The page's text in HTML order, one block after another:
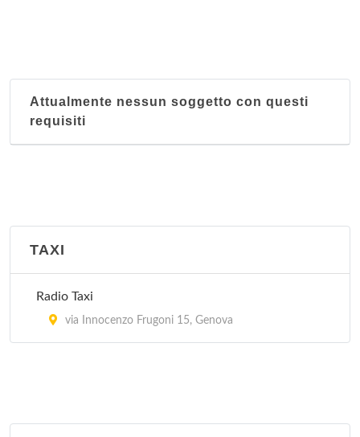
Distretto 8 Medio Levante
Attualmente nessun soggetto con questi
requisiti
TAXI
Radio Taxi
via Innocenzo Frugoni 15, Genova